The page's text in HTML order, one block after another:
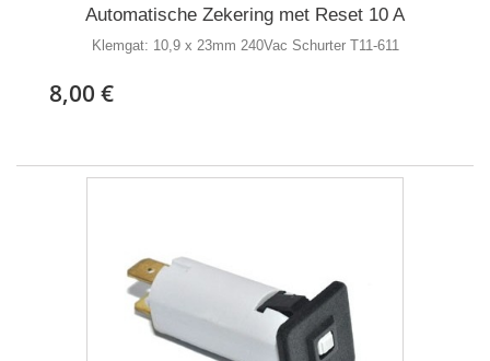
Automatische Zekering met Reset 10 A
Klemgat: 10,9 x 23mm 240Vac Schurter T11-611
8,00 €